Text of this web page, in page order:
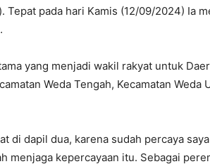
Tepat pada hari Kamis (12/09/2024) Ia
yang menjadi wakil rakyat untuk
Weda Tengah, Kecamatan Weda
di dapil dua, karena sudah percaya
menjaga kepercayaan itu. Sebagai